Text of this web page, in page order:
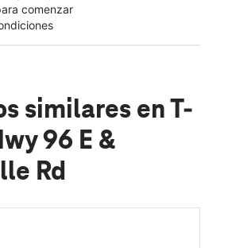
comenzar
similares en T-
96 E &
Rd